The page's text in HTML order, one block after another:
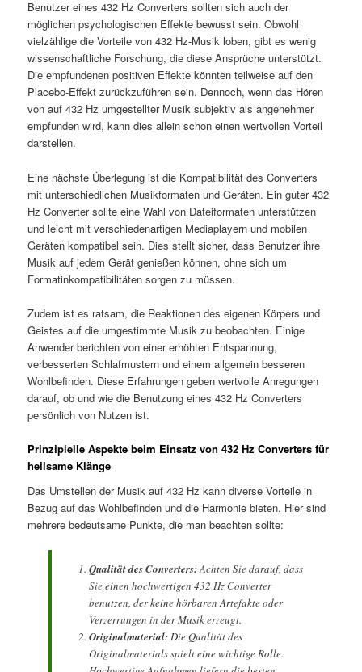
Benutzer eines 432 Hz Converters sollten sich auch der
möglichen psychologischen Effekte bewusst sein. Obwohl
vielzählige die Vorteile von 432 Hz-Musik loben, gibt es wenig
wissenschaftliche Forschung, die diese Ansprüche unterstützt.
Die empfundenen positiven Effekte könnten teilweise auf den
Placebo-Effekt zurückzuführen sein. Dennoch, wenn das Hören
von auf 432 Hz umgestellter Musik subjektiv als angenehmer
empfunden wird, kann dies allein schon einen wertvollen Vorteil
darstellen.
Eine nächste Überlegung ist die Kompatibilität des Converters
mit unterschiedlichen Musikformaten und Geräten. Ein guter 432
Hz Converter sollte eine Wahl von Dateiformaten unterstützen
und leicht mit verschiedenartigen Mediaplayern und mobilen
Geräten kompatibel sein. Dies stellt sicher, dass Benutzer ihre
Musik auf jedem Gerät genießen können, ohne sich um
Formatinkompatibilitäten sorgen zu müssen.
Zudem ist es ratsam, die Reaktionen des eigenen Körpers und
Geistes auf die umgestimmte Musik zu beobachten. Einige
Anwender berichten von einer erhöhten Entspannung,
verbesserten Schlafmustern und einem allgemein besseren
Wohlbefinden. Diese Erfahrungen geben wertvolle Anregungen
darauf, ob und wie die Benutzung eines 432 Hz Converters
persönlich von Nutzen ist.
Prinzipielle Aspekte beim Einsatz von 432 Hz Converters für
heilsame Klänge
Das Umstellen der Musik auf 432 Hz kann diverse Vorteile in
Bezug auf das Wohlbefinden und die Harmonie bieten. Hier sind
mehrere bedeutsame Punkte, die man beachten sollte:
Qualität des Converters:Achten Sie darauf, dass
Sie einen hochwertigen 432 Hz Converter
benutzen, der keine hörbaren Artefakte oder
Verzerrungen in der Musik erzeugt.
Originalmaterial:Die Qualität des
Originalmaterials spielt eine wichtige Rolle.